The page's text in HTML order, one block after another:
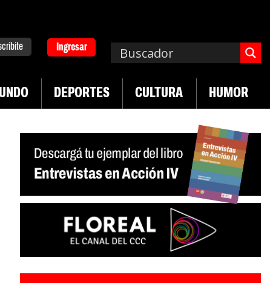
Ingresar
DEPORTES CULTURA HUMOR
asisten económicamente a la población |